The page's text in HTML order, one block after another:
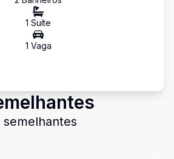
1 Suíte
1 Vaga